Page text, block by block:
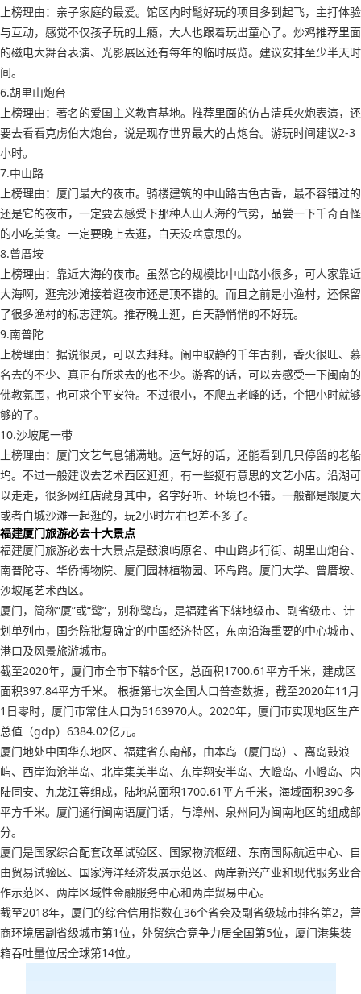
上榜理由：亲子家庭的最爱。馆区内时髦好玩的项目多到起飞，主打体验
与互动，感觉不仅孩子玩的上瘾，大人也跟着玩出童心了。炒鸡推荐里面
的磁电大舞台表演、光影展区还有每年的临时展览。建议安排至少半天时
间。
6.胡里山炮台
上榜理由：著名的爱国主义教育基地。推荐里面的仿古清兵火炮表演，还
要去看看克虏伯大炮台，说是现存世界最大的古炮台。游玩时间建议2-3
小时。
7.中山路
上榜理由：厦门最大的夜市。骑楼建筑的中山路古色古香，最不容错过的
还是它的夜市，一定要去感受下那种人山人海的气势，品尝一下千奇百怪
的小吃美食。一定要晚上去逛，白天没啥意思的。
8.曾厝垵
上榜理由：靠近大海的夜市。虽然它的规模比中山路小很多，可人家靠近
大海啊，逛完沙滩接着逛夜市还是顶不错的。而且之前是小渔村，还保留
了很多渔村的标志建筑。推荐晚上逛，白天静悄悄的不好玩。
9.南普陀
上榜理由：据说很灵，可以去拜拜。闹中取静的千年古刹，香火很旺、慕
名去的不少、真正有所求去的也不少。游客的话，可以去感受一下闽南的
佛教氛围，也可求个平安符。不过很小，不爬五老峰的话，个把小时就够
够的了。
10.沙坡尾一带
上榜理由：厦门文艺气息铺满地。运气好的话，还能看到几只停留的老船
坞。不过一般建议去艺术西区逛逛，有一些挺有意思的文艺小店。沿湖可
以走走，很多网红店藏身其中，名字好听、环境也不错。一般都是跟厦大
或者白城沙滩一起逛的，玩2小时左右也差不多了。
福建厦门旅游必去十大景点
福建厦门旅游必去十大景点是鼓浪屿原名、中山路步行街、胡里山炮台、
南普陀寺、华侨博物院、厦门园林植物园、环岛路。厦门大学、曾厝垵、
沙坡尾艺术西区。
厦门，简称“厦”或“鹭”，别称鹭岛，是福建省下辖地级市、副省级市、计
划单列市，国务院批复确定的中国经济特区，东南沿海重要的中心城市、
港口及风景旅游城市。
截至2020年，厦门市全市下辖6个区，总面积1700.61平方千米，建成区
面积397.84平方千米。 根据第七次全国人口普查数据，截至2020年11月
1日零时，厦门市常住人口为5163970人。2020年，厦门市实现地区生产
总值（gdp）6384.02亿元。
厦门地处中国华东地区、福建省东南部，由本岛（厦门岛）、离岛鼓浪
屿、西岸海沧半岛、北岸集美半岛、东岸翔安半岛、大嶝岛、小嶝岛、内
陆同安、九龙江等组成，陆地总面积1700.61平方千米，海域面积390多
平方千米。厦门通行闽南语厦门话，与漳州、泉州同为闽南地区的组成部
分。
厦门是国家综合配套改革试验区、国家物流枢纽、东南国际航运中心、自
由贸易试验区、国家海洋经济发展示范区、两岸新兴产业和现代服务业合
作示范区、两岸区域性金融服务中心和两岸贸易中心。
截至2018年，厦门的综合信用指数在36个省会及副省级城市排名第2，营
商环境居副省级城市第1位，外贸综合竞争力居全国第5位，厦门港集装
箱吞吐量位居全球第14位。